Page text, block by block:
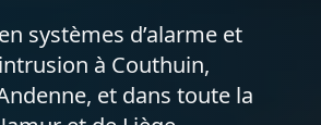
systèmes d’alarme et
à Couthuin,
et dans toute la